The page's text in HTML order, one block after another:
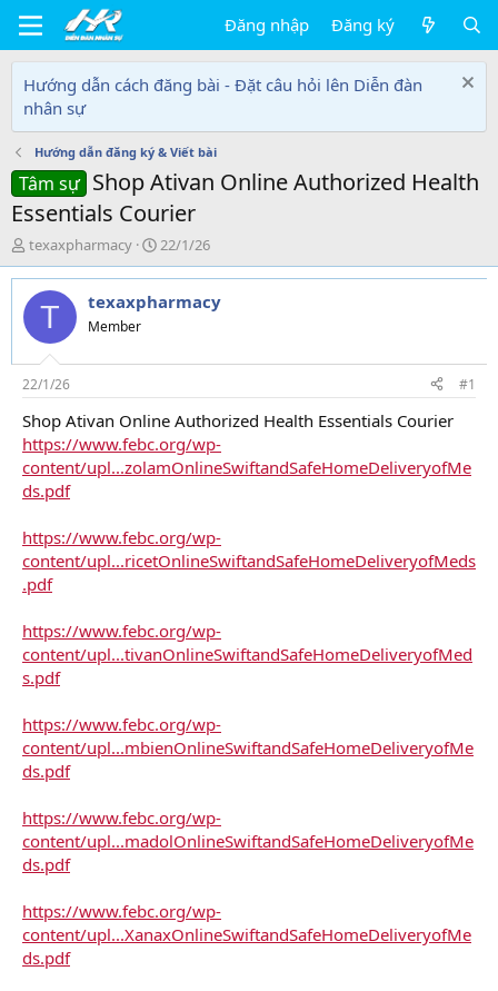
Đăng nhập Đăng ký
Hướng dẫn cách đăng bài - Đặt câu hỏi lên Diễn đàn
nhân sự
Hướng dẫn đăng ký & Viết bài
Tâm sự Shop Ativan Online Authorized Health
Essentials Courier
T
h
r
e
d
s
t
a
r
t
e
r
texaxpharmacy
N
g
à
y
i
22/1/26
T texaxpharmacy
Member
22/1/26 #1
Shop Ativan Online Authorized Health Essentials Courier
https://www.febc.org/wp-
content/upl...zolamOnlineSwiftandSafeHomeDeliveryofMe
ds.pdf
https://www.febc.org/wp-
content/upl...ricetOnlineSwiftandSafeHomeDeliveryofMeds
.pdf
https://www.febc.org/wp-
content/upl...tivanOnlineSwiftandSafeHomeDeliveryofMed
s.pdf
https://www.febc.org/wp-
content/upl...mbienOnlineSwiftandSafeHomeDeliveryofMe
ds.pdf
https://www.febc.org/wp-
content/upl...madolOnlineSwiftandSafeHomeDeliveryofMe
ds.pdf
https://www.febc.org/wp-
content/upl...XanaxOnlineSwiftandSafeHomeDeliveryofMe
ds.pdf